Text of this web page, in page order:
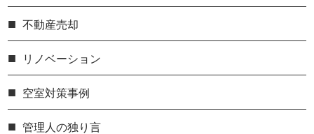
不動産売却
リノベーション
空室対策事例
管理人の独り言